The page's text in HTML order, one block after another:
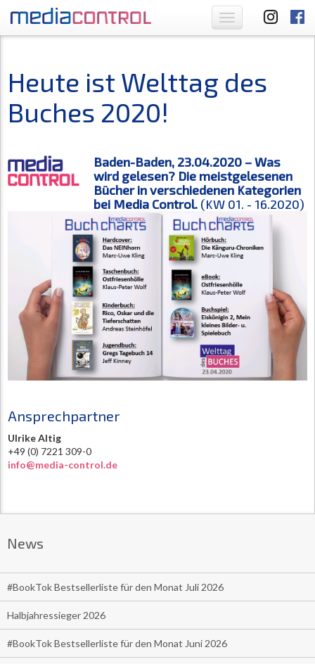
Toggle
navigation
Heute ist Welttag des
Buches 2020!
Baden-Baden, 23.04.2020 – Was
wird gelesen? Die meistgelesenen
Bücher in verschiedenen Kategorien
bei Media Control. (KW 01. - 16.2020)
Ansprechpartner
Ulrike Altig
+49 (0) 7221 309-0
info@media-control.de
News
#BookTok Bestsellerliste für den Monat Juli 2026
Halbjahressieger 2026
#BookTok Bestsellerliste für den Monat Juni 2026